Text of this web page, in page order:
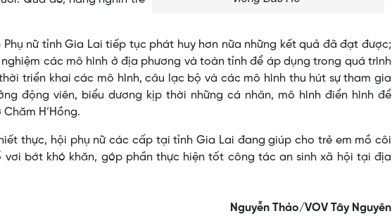
Phụ nữ tỉnh Gia Lai tiếp tục phát huy hơn nữa những kết quả đã đạt được;
các mô hình ở địa phương và toàn tỉnh để áp dụng trong quá trình
triển khai các mô hình, câu lạc bộ và các mô hình thu hút sự tham gia
động viên, biểu dương kịp thời những cá nhân, mô hình điển hình để
H’Hồng.
thực, hội phụ nữ các cấp tại tỉnh Gia Lai đang giúp cho trẻ em mồ côi
vơi bớt khó khăn, góp phần thực hiện tốt công tác an sinh xã hội tại địa
Nguyễn Thảo/VOV Tây Nguyên